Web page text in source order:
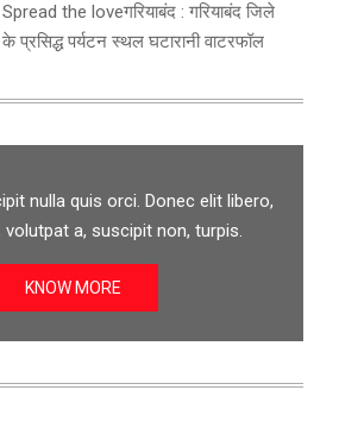
Spread the loveगरियाबंद : गरियाबंद जिले
के प्रसिद्ध पर्यटन स्थल घटारानी वाटरफॉल
nulla quis orci. Donec elit libero,
volutpat a, suscipit non, turpis.
KNOW MORE